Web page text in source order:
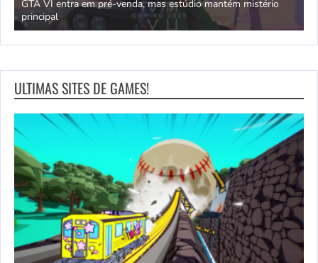
GTA VI entra em pré-venda, mas estúdio mantém mistério
principal
ULTIMAS SITES DE GAMES!